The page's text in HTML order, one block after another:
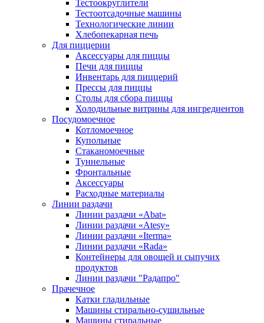
Тестоокруглители
Тестоотсадочные машины
Технологические линии
Хлебопекарная печь
Для пиццерии
Аксессуары для пиццы
Печи для пиццы
Инвентарь для пиццерий
Прессы для пиццы
Столы для сбора пиццы
Холодильные витрины для ингредиентов
Посудомоечное
Котломоечное
Купольные
Стаканомоечные
Туннельные
Фронтальные
Аксессуары
Расходные материалы
Линии раздачи
Линии раздачи «Abat»
Линии раздачи «Atesy»
Линии раздачи «Iterma»
Линии раздачи «Rada»
Контейнеры для овощей и сыпучих
продуктов
Линии раздачи "Радапро"
Прачечное
Катки гладильные
Машины стирально-сушильные
Машины стиральные